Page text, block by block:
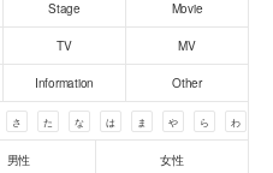
Stage Movie
TV MV
Information Other
さ た な は ま や ら わ
男性 女性